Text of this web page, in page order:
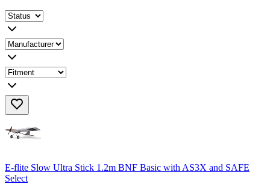
E-flite Slow Ultra Stick 1.2m BNF Basic with AS3X and SAFE
Select